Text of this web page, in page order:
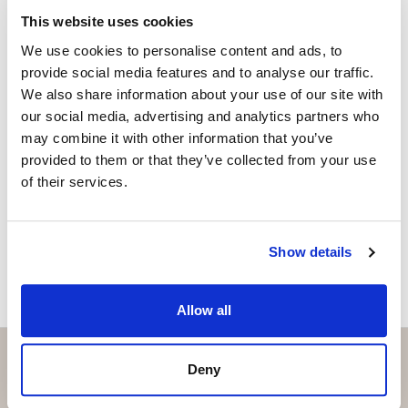
This website uses cookies
We use cookies to personalise content and ads, to
provide social media features and to analyse our traffic.
We also share information about your use of our site with
our social media, advertising and analytics partners who
may combine it with other information that you’ve
provided to them or that they’ve collected from your use
of their services.
Show details
Allow all
Deny
¿Está interesado en esta
propiedad?
Please, contact me or fill your information and
we will contact you with the language you
choose. We also arrange remote property
viewings by Whats App free of charge.
MAKE CONTACT REQUEST
Pista de pádel
Spa y centro de bienestar de lujo
Elegantes espacios de coworking para profesionales
Área de juegos para niños
Restaurante y espacios sociales
la vez vibrante. La propiedad también cuenta con garaje
privado y excelente seguridad, garantizando total
Situada a solo 20 minutos de Marbella, esta residencia
ofrece una oportunidad excepcional de disfrutar del
estilo de vida de la Costa del Sol, combinando